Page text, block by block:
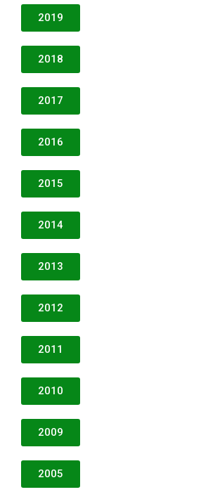
2019
2018
2017
2016
2015
2014
2013
2012
2011
2010
2009
2005